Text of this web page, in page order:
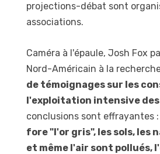
projections-débat sont
associations.
Caméra à l'épaule, Josh Fox
Nord-Américain à la
de témoignages sur les
l'exploitation intensive
conclusions sont effrayantes :
fore "l'or gris", les sols, les
et même l'air sont pollués,